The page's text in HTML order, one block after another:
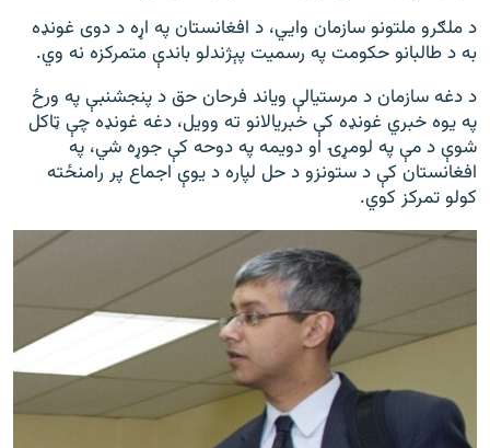
د ملګرو ملتونو سازمان وايي، د افغانستان په اړه د دوی غونډه
به د طالبانو حکومت په رسمیت پېژندلو باندې متمرکزه نه وي.
د دغه سازمان د مرستیالې ویاند فرحان حق د پنجشنبې په ورځ
په یوه خبري غونډه کې خبریالانو ته وویل، دغه غونډه چې ټاکل
شوې د مې په لومړۍ او دویمه په دوحه کې جوړه شي، په
افغانستان کې د ستونزو د حل لپاره د یوې اجماع پر رامنځته
کولو تمرکز کوي.